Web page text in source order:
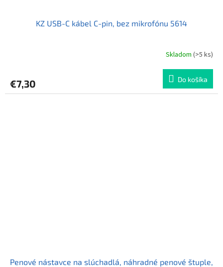
KZ USB-C kábel C-pin, bez mikrofónu 5614
Skladom (>5 ks)
€7,30 Do košíka
Penové nástavce na slúchadlá, náhradné penové štuple,